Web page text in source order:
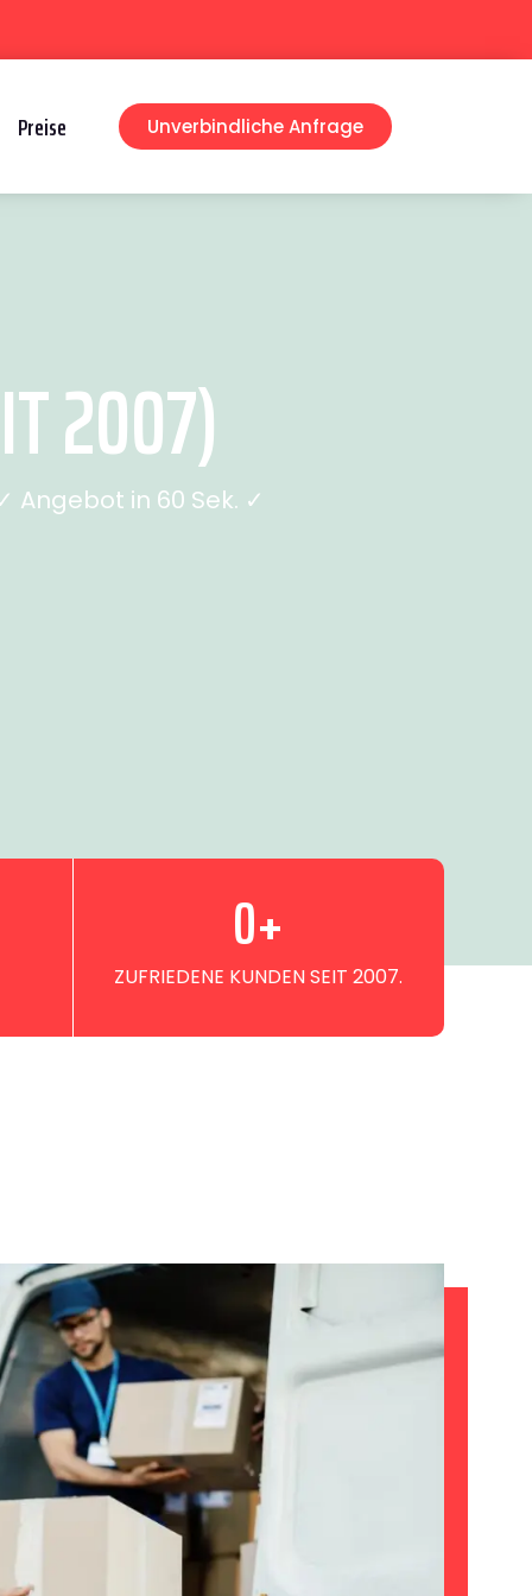
Preise Unverbindliche Anfrage
2007)
Angebot in 60 Sek. ✓
ZUFRIEDENE KUNDEN SEIT 2007.
0+